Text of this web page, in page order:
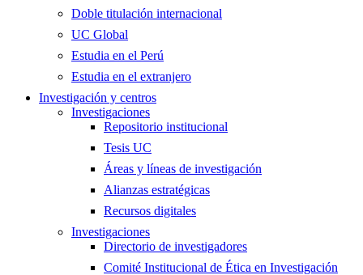
Doble titulación internacional
UC Global
Estudia en el Perú
Estudia en el extranjero
Investigación y centros
Investigaciones
Repositorio institucional
Tesis UC
Áreas y líneas de investigación
Alianzas estratégicas
Recursos digitales
Investigaciones
Directorio de investigadores
Comité Institucional de Ética en Investigación